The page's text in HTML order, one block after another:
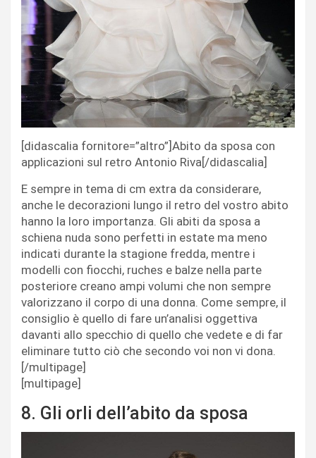
[didascalia fornitore=”altro”]Abito da sposa con
applicazioni sul retro Antonio Riva[/didascalia]
E sempre in tema di cm extra da considerare,
anche le decorazioni lungo il retro del vostro abito
hanno la loro importanza. Gli abiti da sposa a
schiena nuda sono perfetti in estate ma meno
indicati durante la stagione fredda, mentre i
modelli con fiocchi, ruches e balze nella parte
posteriore creano ampi volumi che non sempre
valorizzano il corpo di una donna. Come sempre, il
consiglio è quello di fare un’analisi oggettiva
davanti allo specchio di quello che vedete e di far
eliminare tutto ciò che secondo voi non vi dona.
[/multipage]
[multipage]
8. Gli orli dell’abito da sposa